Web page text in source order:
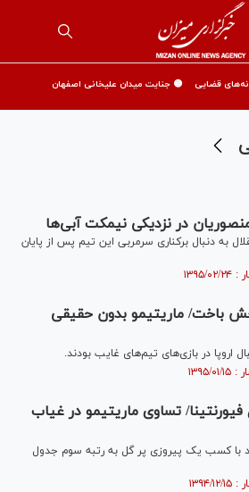
قضایی 🟡 جنایت میدان علیخانی اصفهان
در نزدیکی نیمکت آبی‌ها
به دنبال برکناری سرمربی این تیم پس از پایان
باخت/ ماریتیمو بدون حقیقی
اروپا در بازی‌های تیم‌‌های غایب بودند.
تساوی ماریتیمو در غیاب
با کسب یک پیروزی پر گل به رتبه سوم جدول